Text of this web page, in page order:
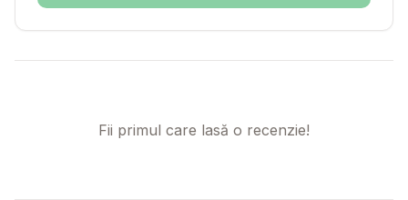
Fii primul care lasă o recenzie!